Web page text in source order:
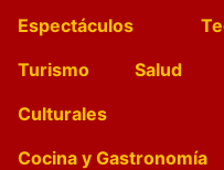
Espectáculos
Turismo
Salud
Culturales
Cocina y Gastronomía